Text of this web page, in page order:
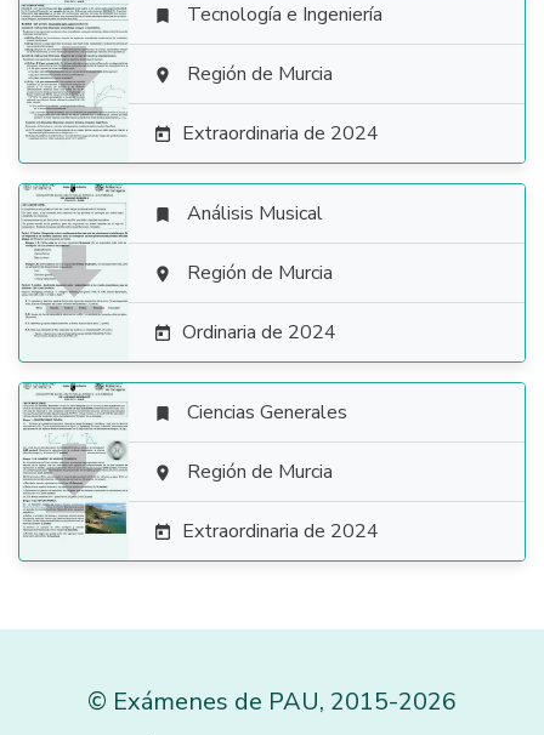

 Tecnología e Ingeniería
 Región de Murcia
 Extraordinaria de 2024

 Análisis Musical
 Región de Murcia
 Ordinaria de 2024

 Ciencias Generales
 Región de Murcia
 Extraordinaria de 2024
© Exámenes de PAU, 2015-2026